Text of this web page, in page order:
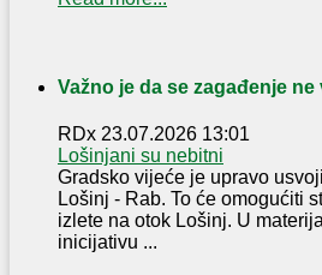
Važno je da se zagađenje ne
RDx 23.07.2026 13:01
Lošinjani su nebitni
Gradsko vijeće je upravo
Lošinj - Rab. To će omogućiti
izlete na otok Lošinj. U
inicijativu ...